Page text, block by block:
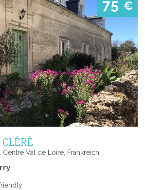
75 €
Centre Val de Loire, Frankreich